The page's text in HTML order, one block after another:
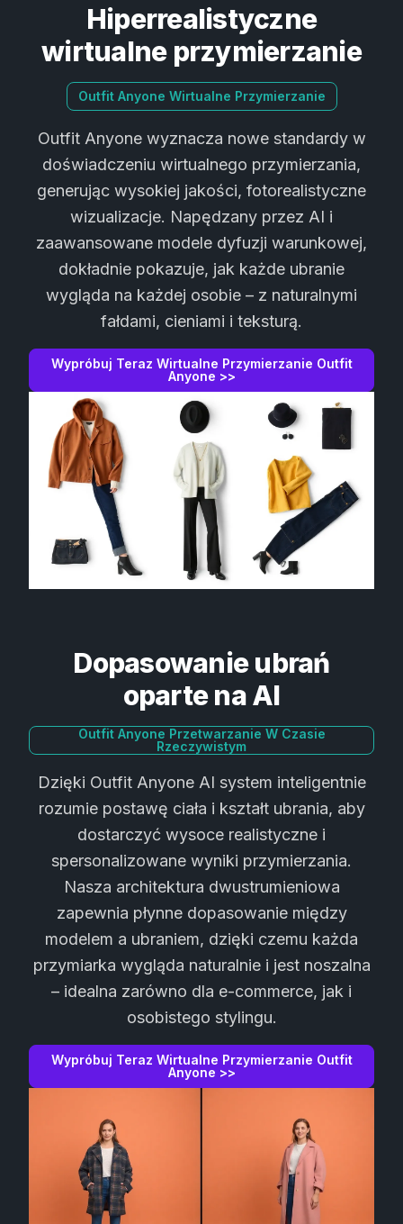
Hiperrealistyczne
wirtualne przymierzanie
Outfit Anyone Wirtualne Przymierzanie
Outfit Anyone wyznacza nowe standardy w
doświadczeniu wirtualnego przymierzania,
generując wysokiej jakości, fotorealistyczne
wizualizacje. Napędzany przez AI i
zaawansowane modele dyfuzji warunkowej,
dokładnie pokazuje, jak każde ubranie
wygląda na każdej osobie – z naturalnymi
fałdami, cieniami i teksturą.
Wypróbuj Teraz Wirtualne Przymierzanie Outfit
Anyone >>
Dopasowanie ubrań
oparte na AI
Outfit Anyone Przetwarzanie W Czasie
Rzeczywistym
Dzięki Outfit Anyone AI system inteligentnie
rozumie postawę ciała i kształt ubrania, aby
dostarczyć wysoce realistyczne i
spersonalizowane wyniki przymierzania.
Nasza architektura dwustrumieniowa
zapewnia płynne dopasowanie między
modelem a ubraniem, dzięki czemu każda
przymiarka wygląda naturalnie i jest noszalna
– idealna zarówno dla e-commerce, jak i
osobistego stylingu.
Wypróbuj Teraz Wirtualne Przymierzanie Outfit
Anyone >>